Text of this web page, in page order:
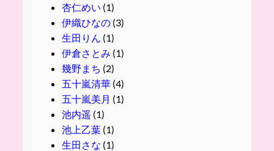
杏仁めい (1)
伊織ひなの(3)
生田りん (1)
伊倉さとみ (1)
幾野まち (2)
五十嵐清華(4)
五十嵐美月 (1)
池内遥 (1)
池上乙葉(1)
生田さな (1)